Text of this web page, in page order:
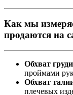
Как мы
продаются на
Обхват груди
проймами
Обхват
плечевых